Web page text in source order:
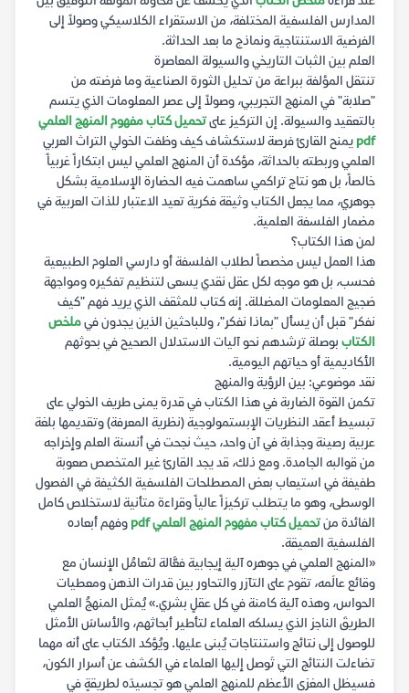
المدارس الفلسفية المختلفة، من الاستقراء الكلاسيكي وصولاً إلى
الفرضية الاستنتاجية ونماذج ما بعد الحداثة.
العلم بين الثبات التاريخي والسيولة المعاصرة
تنتقل المؤلفة ببراعة من تحليل الثورة الصناعية وما فرضته من
"صلابة" في المنهج التجريبي، وصولاً إلى عصر المعلومات الذي يتسم
بالتعقيد والسيولة. إن التركيز علىتحميل كتاب مفهوم المنهج العلمي
pdf يمنح القارئ فرصة لاستكشاف كيف وظفت الخولي التراث العربي
العلمي وربطته بالحداثة، مؤكدة أن المنهج العلمي ليس ابتكاراً غربياً
خالصاً، بل هو نتاج تراكمي ساهمت فيه الحضارة الإسلامية بشكل
جوهري، مما يجعل الكتاب وثيقة فكرية تعيد الاعتبار للذات العربية في
مضمار الفلسفة العلمية.
لمن هذا الكتاب؟
هذا العمل ليس مخصصاً لطلاب الفلسفة أو دارسي العلوم الطبيعية
فحسب، بل هو موجه لكل عقل نقدي يسعى لتنظيم تفكيره ومواجهة
ضجيج المعلومات المضللة. إنه كتاب للمثقف الذي يريد فهم "كيف
نفكر" قبل أن يسأل "بماذا نفكر"، وللباحثين الذين يجدون فيملخص
الكتاب بوصلة ترشدهم نحو آليات الاستدلال الصحيح في بحوثهم
الأكاديمية أو حياتهم اليومية.
نقد موضوعي: بين الرؤية والمنهج
تكمن القوة الضاربة في هذا الكتاب في قدرة يمنى طريف الخولي على
تبسيط أعقد النظريات الإبستمولوجية (نظرية المعرفة) وتقديمها بلغة
عربية رصينة وجذابة في آن واحد، حيث نجحت في أنسنة العلم وإخراجه
من قوالبه الجامدة. ومع ذلك، قد يجد القارئ غير المتخصص صعوبة
طفيفة في استيعاب بعض المصطلحات الفلسفية الكثيفة في الفصول
الوسطى، وهو ما يتطلب تركيزاً عالياً وقراءة متأنية لاستخلاص كامل
الفائدة منتحميل كتاب مفهوم المنهج العلمي pdf
وفهم أبعاده
الفلسفية العميقة.
«المنهج العلمي في جوهره آلية إيجابية فعَّالة لتَعامُل الإنسان مع
وقائع عالَمه، تقوم على التآزر والتحاور بين قدرات الذهن ومعطيات
الحواس، وهذه آلية كامنة في كل عقلٍ بشري.» يُمثل المنهجُ العلمي
الطريقَ الناجز الذي يسلكه العلماء لتأطير أبحاثهم، والأساسَ الأمثل
للوصول إلى نتائج واستنتاجات يُبنى عليها. ويُؤكد الكتاب على أنه مهما
تضاءلت النتائج التي تَوصل إليها العلماء في الكشف عن أسرار الكون،
فسيظل المغزى الأعظم للمنهج العلمي هو تجسيدَه لطريقةٍ في